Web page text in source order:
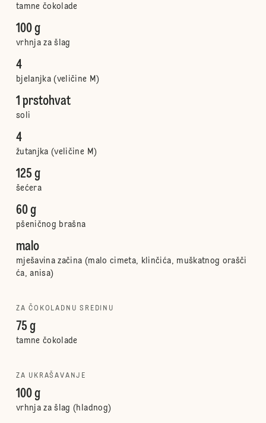
tamne čokolade
100 g
vrhnja za šlag
4
bjelanjka (veličine M)
1 prstohvat
soli
4
žutanjka (veličine M)
125 g
šećera
60 g
pšeničnog brašna
malo
mješavina začina (malo cimeta, klinčića, muškatnog orašči
ća, anisa)
ZA ČOKOLADNU SREDINU
75 g
tamne čokolade
ZA UKRAŠAVANJE
100 g
vrhnja za šlag (hladnog)